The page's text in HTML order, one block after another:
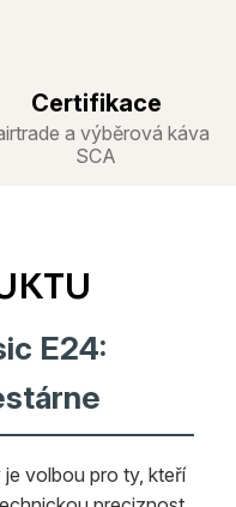
Certifikace
a výběrová káva
SCA
E24:
volbou pro ty, kteří